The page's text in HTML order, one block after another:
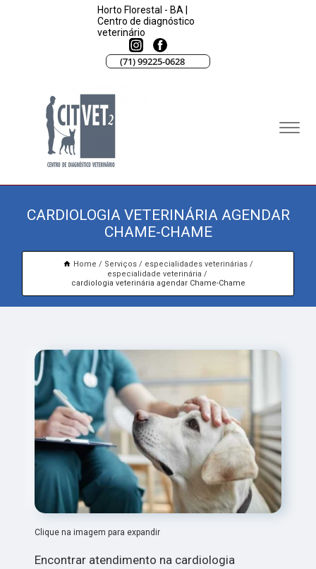
Horto Florestal - BA |
Centro de diagnóstico
veterinário
(71) 99225-0628
CARDIOLOGIA VETERINÁRIA AGENDAR
CHAME-CHAME
Home Serviços
especialidades veterinárias
especialidade veterinária
cardiologia veterinária agendar Chame-Chame
Clique na imagem para expandir
Encontrar atendimento na cardiologia